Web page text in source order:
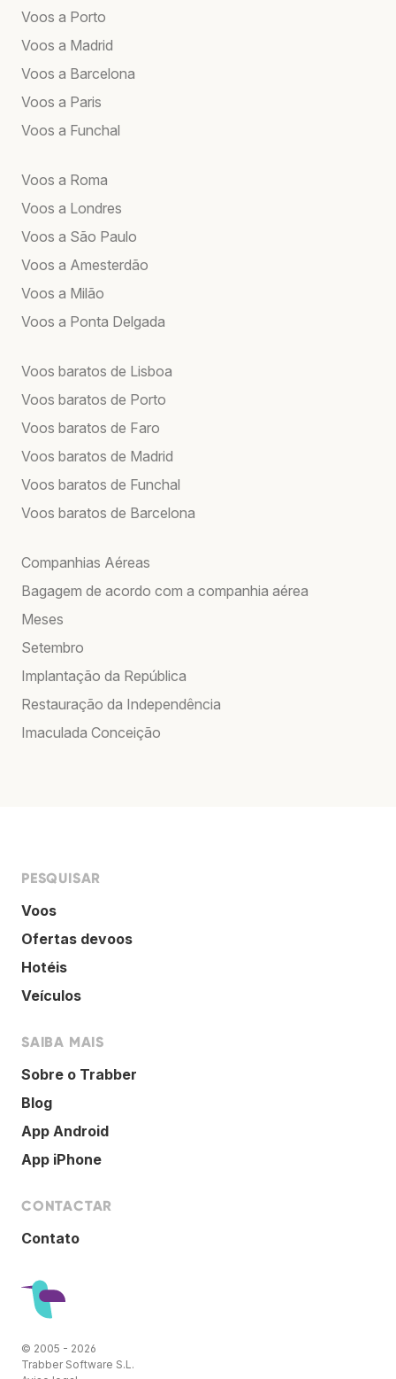
Voos a Porto
Voos a Madrid
Voos a Barcelona
Voos a Paris
Voos a Funchal
Voos a Roma
Voos a Londres
Voos a São Paulo
Voos a Amesterdão
Voos a Milão
Voos a Ponta Delgada
Voos baratos de Lisboa
Voos baratos de Porto
Voos baratos de Faro
Voos baratos de Madrid
Voos baratos de Funchal
Voos baratos de Barcelona
Companhias Aéreas
Bagagem de acordo com a companhia aérea
Meses
Setembro
Implantação da República
Restauração da Independência
Imaculada Conceição
PESQUISAR
Voos
Ofertas devoos
Hotéis
Veículos
SAIBA MAIS
Sobre o Trabber
Blog
App Android
App iPhone
CONTACTAR
Contato
© 2005 - 2026
Trabber Software S.L.